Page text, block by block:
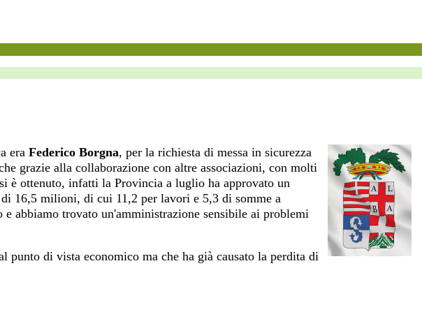
era Federico Borgna, per la richiesta di messa in sicurezza
grazie alla collaborazione con altre associazioni, con molti
è ottenuto, infatti la Provincia a luglio ha approvato un
16,5 milioni, di cui 11,2 per lavori e 5,3 di somme a
abbiamo trovato un'amministrazione sensibile ai problemi
punto di vista economico ma che ha già causato la perdita di